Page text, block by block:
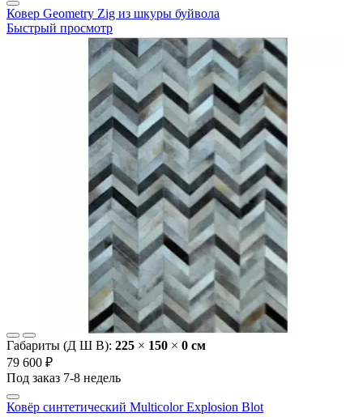
Ковер Geometry Zig из шкуры буйвола
Быстрый просмотр
Габариты (Д Ш В): 225 × 150 × 0 cм
79 600 ₽
Под заказ 7-8 недель
Ковёр синтетический Multicolor Explosion Blot